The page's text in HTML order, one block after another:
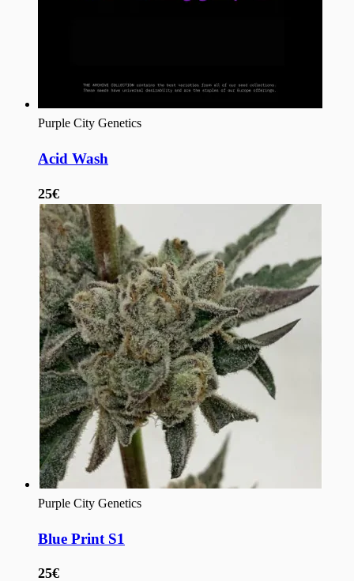
Purple City Genetics
Acid Wash
25€
Purple City Genetics
Blue Print S1
25€